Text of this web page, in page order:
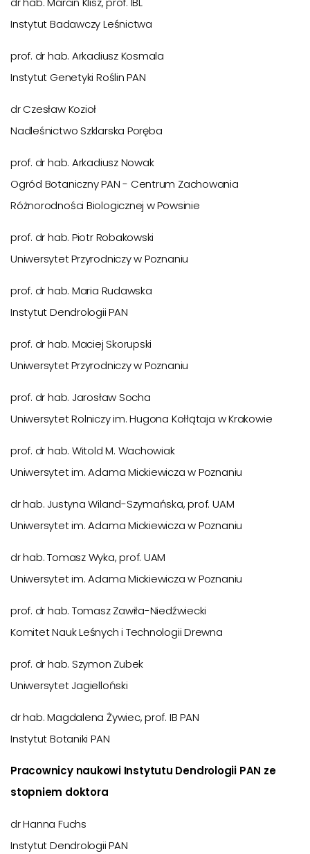
Instytut Badawczy Leśnictwa
prof. dr hab. Arkadiusz Kosmala
Instytut Genetyki Roślin PAN
dr Czesław Kozioł
Nadleśnictwo Szklarska Poręba
prof. dr hab. Arkadiusz Nowak
Ogród Botaniczny PAN - Centrum Zachowania
Różnorodności Biologicznej w Powsinie
prof. dr hab. Piotr Robakowski
Uniwersytet Przyrodniczy w Poznaniu
prof. dr hab. Maria Rudawska
Instytut Dendrologii PAN
prof. dr hab. Maciej Skorupski
Uniwersytet Przyrodniczy w Poznaniu
prof. dr hab. Jarosław Socha
Uniwersytet Rolniczy im. Hugona Kołłątaja w Krakowie
prof. dr hab. Witold M. Wachowiak
Uniwersytet im. Adama Mickiewicza w Poznaniu
dr hab. Justyna Wiland-Szymańska, prof. UAM
Uniwersytet im. Adama Mickiewicza w Poznaniu
dr hab. Tomasz Wyka, prof. UAM
Uniwersytet im. Adama Mickiewicza w Poznaniu
prof. dr hab. Tomasz Zawiła-Niedźwiecki
Komitet Nauk Leśnych i Technologii Drewna
prof. dr hab. Szymon Zubek
Uniwersytet Jagielloński
dr hab. Magdalena Żywiec, prof. IB PAN
Instytut Botaniki PAN
Pracownicy naukowi Instytutu Dendrologii PAN ze
stopniem doktora
dr Hanna Fuchs
Instytut Dendrologii PAN